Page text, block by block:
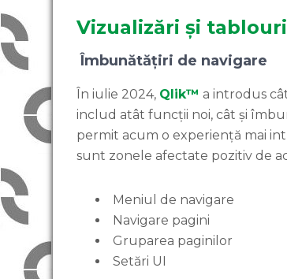
Vizualizări și
Îmbunătățiri de navigare
În iulie 2024, Qlik™ a introdus
includ atât funcții noi, cât și
permit acum o experiență mai
sunt zonele afectate pozitiv de
Meniul de navigare
Navigare pagini
Gruparea paginilor
Setări UI